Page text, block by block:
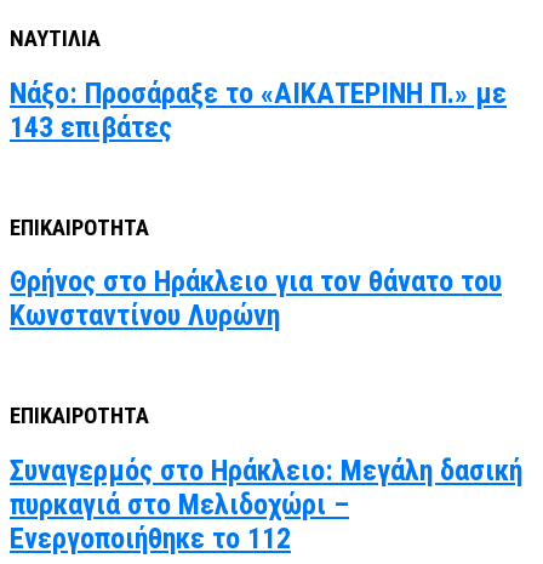
ΝΑΥΤΙΛΙΑ
Νάξο: Προσάραξε το «ΑΙΚΑΤΕΡΙΝΗ Π.» με
143 επιβάτες
ΕΠΙΚΑΙΡΟΤΗΤΑ
Θρήνος στο Ηράκλειο για τον θάνατο του
Κωνσταντίνου Λυρώνη
ΕΠΙΚΑΙΡΟΤΗΤΑ
Συναγερμός στο Ηράκλειο: Μεγάλη δασική
πυρκαγιά στο Μελιδοχώρι –
Ενεργοποιήθηκε το 112